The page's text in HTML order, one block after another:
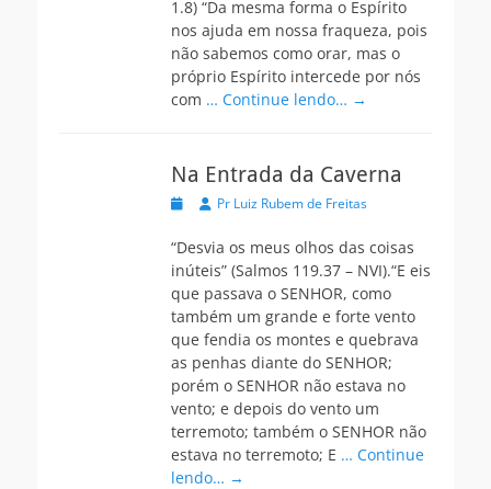
1.8) “Da mesma forma o Espírito
nos ajuda em nossa fraqueza, pois
não sabemos como orar, mas o
próprio Espírito intercede por nós
com … Continue lendo… →
Na Entrada da Caverna
Postada
AutorPr Luiz Rubem de Freitas
“Desvia os meus olhos das coisas
inúteis” (Salmos 119.37 – NVI).“E eis
que passava o SENHOR, como
também um grande e forte vento
que fendia os montes e quebrava
as penhas diante do SENHOR;
porém o SENHOR não estava no
vento; e depois do vento um
terremoto; também o SENHOR não
estava no terremoto; E … Continue
lendo… →